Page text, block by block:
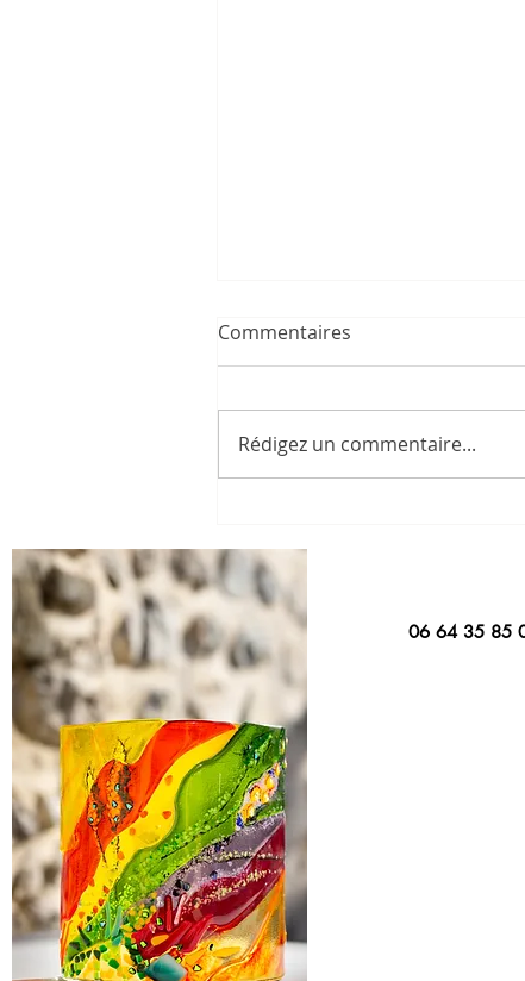
PROCHAINE EXPOSITIONS
Avec les @artisans d'art de
décembre au dimanche 3
décembre 2023 Exposition...
Commentaires
Rédigez un commentaire...
06 64 35 85